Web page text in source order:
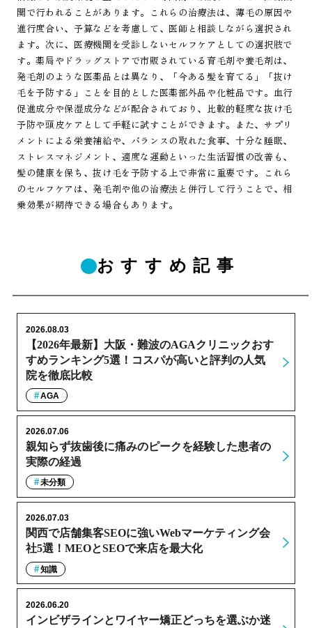
関で行われることがあります。これらの治療法は、薄毛の原因や
進行度合い、予算などを考慮して、医師と相談しながら選択され
ます。次に、医療機関を受診しないセルフケアとしての選択肢で
す。薬局やドラッグストアで市販されている育毛剤や養毛剤は、
発毛剤のような医薬品とは異なり、「今ある髪を育てる」「抜け
毛を予防する」ことを目的とした医薬部外品や化粧品です。血行
促進成分や保湿成分などが配合されており、比較的軽度な抜け毛
予防や頭皮ケアとして手軽に試すことができます。また、サプリ
メントによる栄養補給や、バランスの取れた食事、十分な睡眠、
ストレスマネジメント、適度な運動といった生活習慣の改善も、
髪の健康を保ち、抜け毛を予防する上で非常に重要です。これら
のセルフケアは、発毛剤や他の治療法と併行して行うことで、相
乗効果が期待できる場合もあります。
おすすめ記事
【2026年最新】大阪・難波のAGAクリニックおす
すめランキング5選！コスパが高いと評判の人気
院を徹底比較
2026.08.03
AGA
親知らず抜歯後に痛みのピークを経験した患者の
実際の経過
2026.07.06
未分類
関西で店舗集客SEOに強いWebマーケティング会
社5選！MEOとSEOで来店を最大化
2026.07.03
知識
インビザラインとワイヤー矯正どっちを選ぶか迷
2026.06.20